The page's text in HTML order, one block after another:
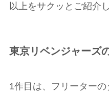
以上をサクッとご紹介
東京リベンジャーズ
1作目は、フリーター